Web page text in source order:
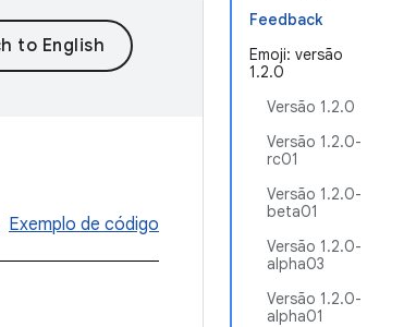
Feedback
Emoji: versão
1.2.0
Versão 1.2.0
Versão 1.2.0-
rc01
Versão 1.2.0-
beta01
Versão 1.2.0-
alpha03
Versão 1.2.0-
alpha01
Exemplo de código